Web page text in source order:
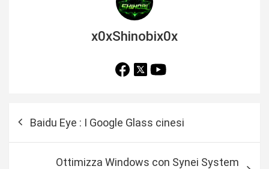
x0xShinobix0x
Baidu Eye : I Google Glass cinesi
Ottimizza Windows con Synei System